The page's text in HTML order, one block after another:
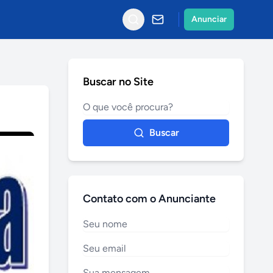
Anunciar
Buscar no Site
Buscar
Contato com o Anunciante